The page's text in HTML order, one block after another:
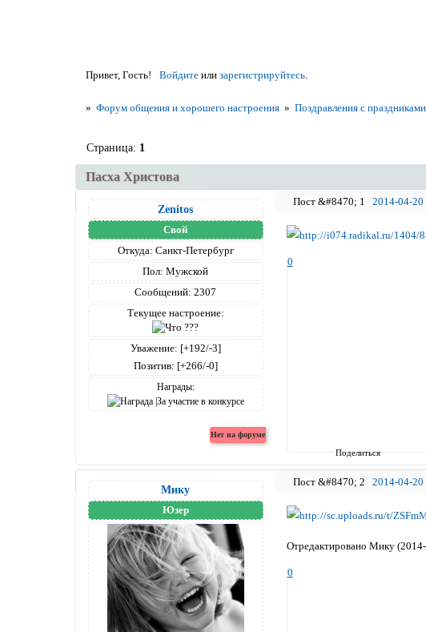
Привет, Гость! Войдитеили зарегистрируйтесь.
» Форум общения и хорошего настроения » Поздравления с
Пасха Христова
Страница: 1
Поделиться
1 2014-04-20
Zenitos
Свой
Откуда: Санкт-Петербург
Пол: Мужской
Сообщений: 2307
Текущее настроение:
Уважение: [+192/-3]
Позитив: [+266/-0]
Награды:
0
2 2014-04-20
Мику
Юзер
Отредактировано Мику
0